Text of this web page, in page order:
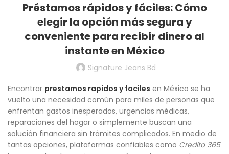
Préstamos rápidos y fáciles: Cómo
elegir la opción más segura y
conveniente para recibir dinero al
instante en México
Signature Jeans Bd
Encontrar prestamos rapidos y faciles en México se ha
vuelto una necesidad común para miles de personas que
enfrentan gastos inesperados, urgencias médicas,
reparaciones del hogar o simplemente buscan una
solución financiera sin trámites complicados. En medio de
tantas opciones, plataformas confiables como Credito 365